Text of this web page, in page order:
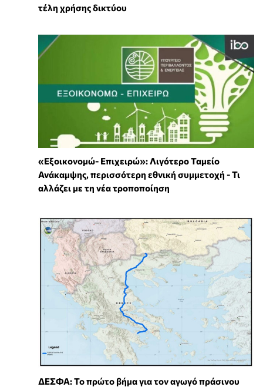
τέλη χρήσης δικτύου
«Εξοικονομώ- Επιχειρώ»: Λιγότερο Ταμείο
Ανάκαμψης, περισσότερη εθνική συμμετοχή - Τι
αλλάζει με τη νέα τροποποίηση
ΔΕΣΦΑ: Το πρώτο βήμα για τον αγωγό πράσινου